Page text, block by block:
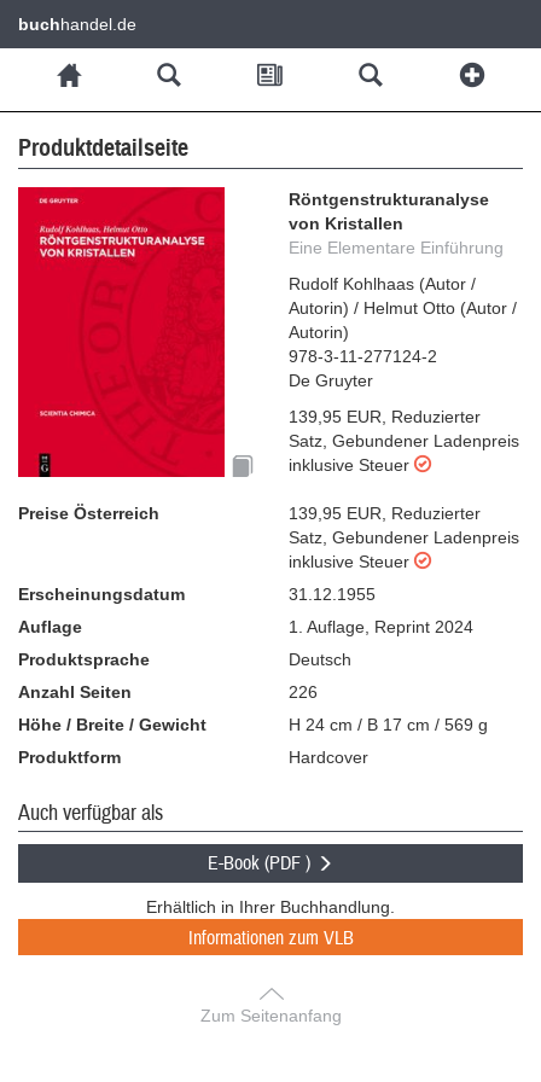
buchhandel.de
Produktdetailseite
Röntgenstrukturanalyse
von Kristallen
Eine Elementare Einführung
Rudolf Kohlhaas (Autor /
Autorin) / Helmut Otto (Autor /
Autorin)
978-3-11-277124-2
De Gruyter
139,95 EUR
Reduzierter
Satz Gebundener Ladenpreis
inklusive Steuer
Preise Österreich 139,95 EUR, Reduzierter
Satz, Gebundener Ladenpreis
inklusive Steuer
Erscheinungsdatum
31.12.1955
Auflage
1. Auflage, Reprint 2024
Produktsprache
Deutsch
Anzahl Seiten
226
Höhe / Breite / Gewicht
H 24 cm / B 17 cm / 569 g
Produktform
Hardcover
Auch verfügbar als
E-Book (PDF )
Erhältlich in Ihrer Buchhandlung.
Informationen zum VLB
Zum Seitenanfang